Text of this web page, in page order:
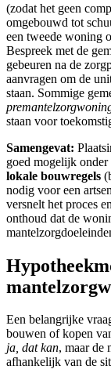
(zodat het geen
omgebouwd tot
een tweede woning
Bespreek met de
gebeuren na de
aanvragen om de
staan. Sommige
staan voor
Samengevat:
goed mogelijk
lokale bouwregels
nodig voor een
versnelt het proces
onthoud dat de
Een belangrijke
bouwen of kopen
ja, dat kan, maar de
afhankelijk van de